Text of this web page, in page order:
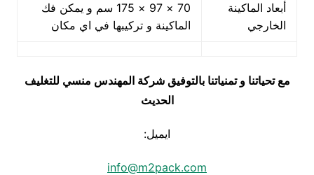
أبعاد الماكينة
الخارجي
70 × 97 × 175 سم و يمكن فك
الماكينة و تركيبها في اي مكان
مع تحياتنا و تمنياتنا بالتوفيق شركة المهندس منسي للتغليف
الحديث
ايميل:
info@m2pack.com